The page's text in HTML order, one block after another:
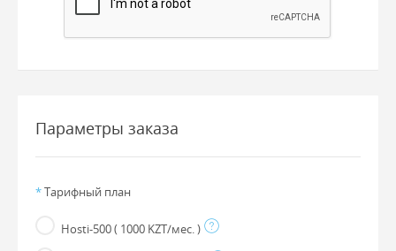
Параметры заказа
*Тарифный план
Hosti-500( 1000 KZT/мес. )